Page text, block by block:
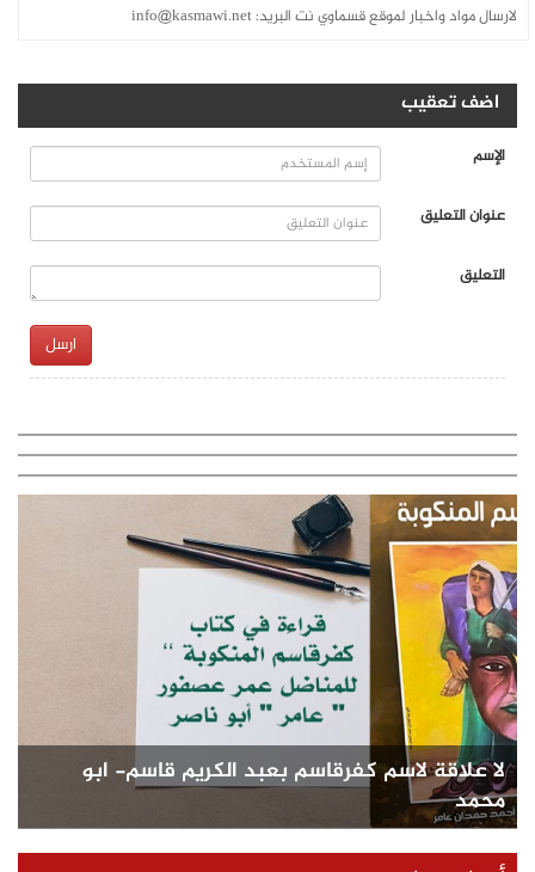
لارسال مواد واخبار لموقع قسماوي نت البريد:info@kasmawi.net
اضف تعقيب
الإسم
عنوان التعليق
التعليق
ارسل
لا علاقة لاسم كفرقاسم بعبد الكريم قاسم- ابو
محمد